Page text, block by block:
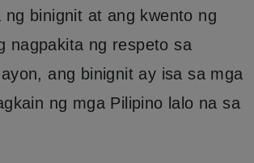
ng binignit at ang kwento ng
nagpakita ng respeto sa
ang binignit ay isa sa mga
ng mga Pilipino lalo na sa